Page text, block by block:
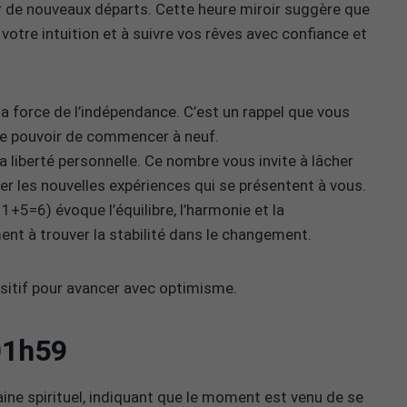
nouveaux départs. Cette heure miroir suggère que
intuition et à suivre vos rêves avec confiance et
de l’indépendance. C’est un rappel que vous
pouvoir de commencer à neuf.
liberté personnelle. Ce nombre vous invite à lâcher
les nouvelles expériences qui se présentent à vous.
évoque l’équilibre, l’harmonie et la
à trouver la stabilité dans le changement.
pour avancer avec optimisme.
spirituel, indiquant que le moment est venu de se